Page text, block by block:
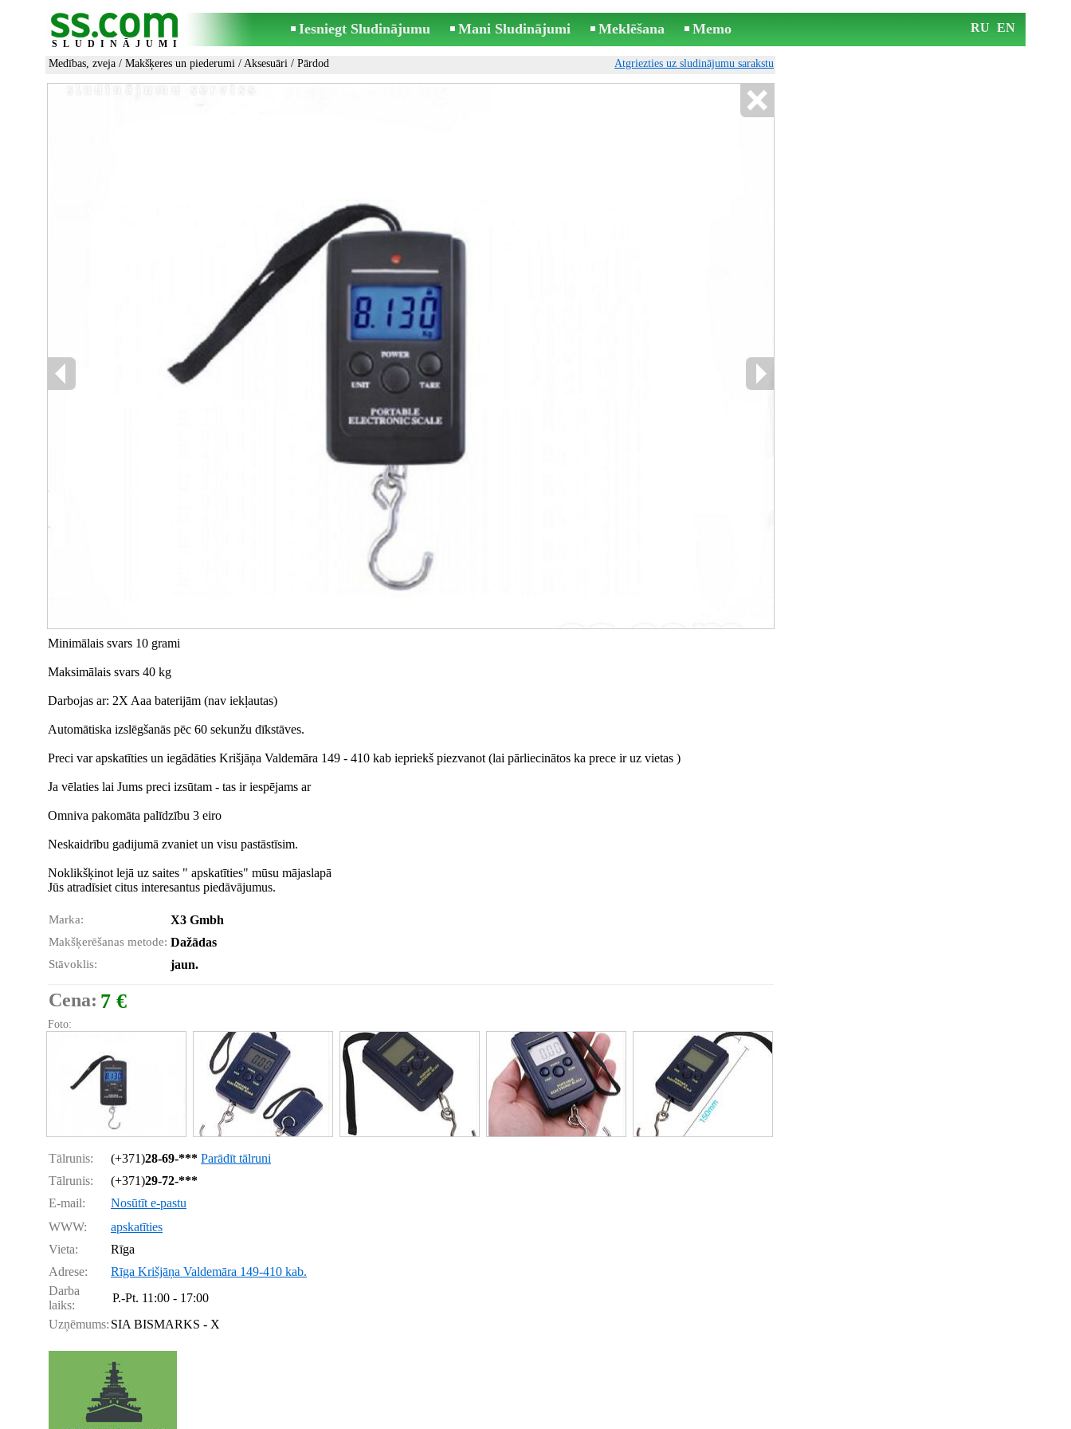
SLUDINĀJUMI
Iesniegt Sludinājumu Mani Sludinājumi Meklēšana Memo RU EN
Medības, zveja / Makšķeres un piederumi / Aksesuāri / Pārdod Atgriezties uz sludinājumu sarakstu
Minimālais svars 10 grami
Maksimālais svars 40 kg
Darbojas ar: 2X Aaa baterijām (nav iekļautas)
Automātiska izslēgšanās pēc 60 sekunžu dīkstāves.
Preci var apskatīties un iegādāties Krišjāņa Valdemāra 149 - 410 kab iepriekš piezvanot (lai pārliecinātos ka prece ir uz vietas )
Ja vēlaties lai Jums preci izsūtam - tas ir iespējams ar
Omniva pakomāta palīdzību 3 eiro
Neskaidrību gadijumā zvaniet un visu pastāstīsim.
Noklikšķinot lejā uz saites " apskatīties" mūsu mājaslapā
Jūs atradīsiet citus interesantus piedāvājumus.
Marka: X3 Gmbh
Makšķerēšanas metode: Dažādas
Stāvoklis: jaun.
Cena: 7 €
Foto:
Tālrunis: (+371)28-69-*** Parādīt tālruni
Tālrunis:
(+371)29-72-***
E-mail:
Nosūtīt e-pastu
WWW:
apskatīties
Vieta:
Rīga
Adrese:
Rīga Krišjāņa Valdemāra 149-410 kab.
Darba
laiks:
P.-Pt. 11:00 - 17:00
Uzņēmums: SIA BISMARKS - X